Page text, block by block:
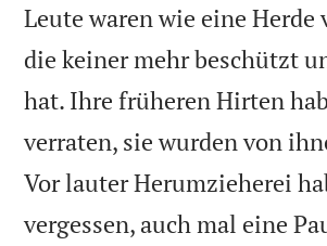
Leute waren wie eine Herde
die keiner mehr beschützt
hat. Ihre früheren Hirten
verraten, sie wurden von
Vor lauter Herumzieherei
vergessen, auch mal eine